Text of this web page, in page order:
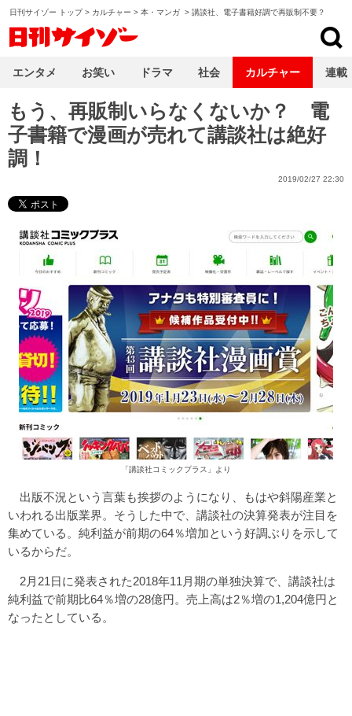
日刊サイゾー トップ> カルチャー > 本・マンガ > 講談社、電子書籍好調で再販制不要？
もう、再販制いらなくないか？ 電
子書籍で漫画が売れて講談社は絶好
調！
2019/02/27 22:30
「講談社コミックプラス」より
出版不況という言葉も挨拶のようになり、もはや斜陽産業と
いわれる出版業界。そうした中で、講談社の決算発表が注目を
集めている。純利益が前期の64％増加という好調ぶりを示して
いるからだ。
2月21日に発表された2018年11月期の単独決算で、講談社は
純利益で前期比64％増の28億円。売上高は2％増の1,204億円と
なったとしている。
エンタメ お笑い ドラマ 社会 カルチャー 連載